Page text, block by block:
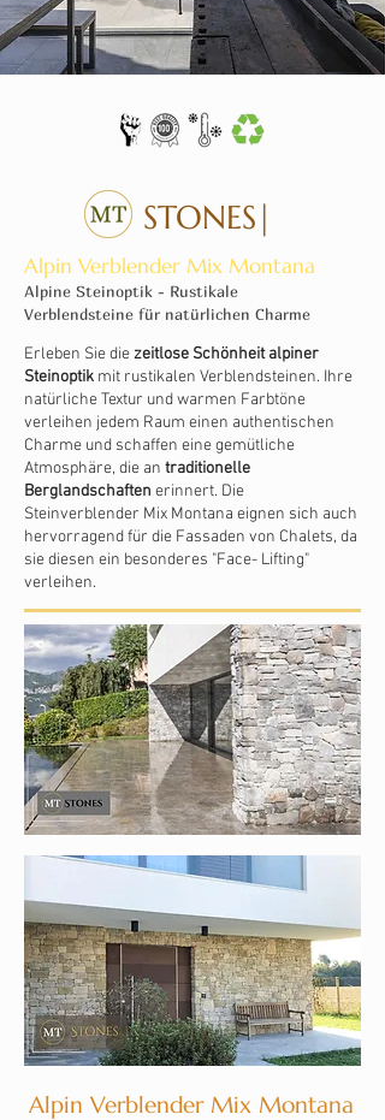
STONES|
Alpin Verblender Mix Montana
Alpine Steinoptik - Rustikale
Verblendsteine für natürlichen Charme
Erleben Sie diezeitlose Schönheit alpiner
Steinoptik mit rustikalen Verblendsteinen. Ihre
natürliche Textur und warmen Farbtöne
verleihen jedem Raum einen authentischen
Charme und schaffen eine gemütliche
Atmosphäre, die an traditionelle
Berglandschaften erinnert. Die
Steinverblender Mix Montana eignen sich auch
hervorragend für die Fassaden von Chalets, da
sie diesen ein besonderes "Face- Lifting"
verleihen.
Alpin Verblender Mix Montana